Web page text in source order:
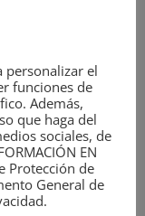
personalizar el
funciones de
Además,
que haga del
sociales, de
EN
Protección de
General de